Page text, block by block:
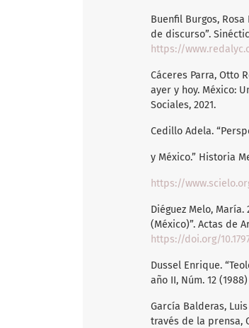
Buenfil Burgos,
de discurso”.
https://
Cáceres Parra, Otto
ayer y hoy. México:
Sociales, 2021.
Cedillo Adela.
y México.” Historia
https://
Diéguez Melo,
(México)”. Actas de
https://doi.org/
Dussel Enrique.
año II, Núm. 12
García Balderas,
través de la prensa,